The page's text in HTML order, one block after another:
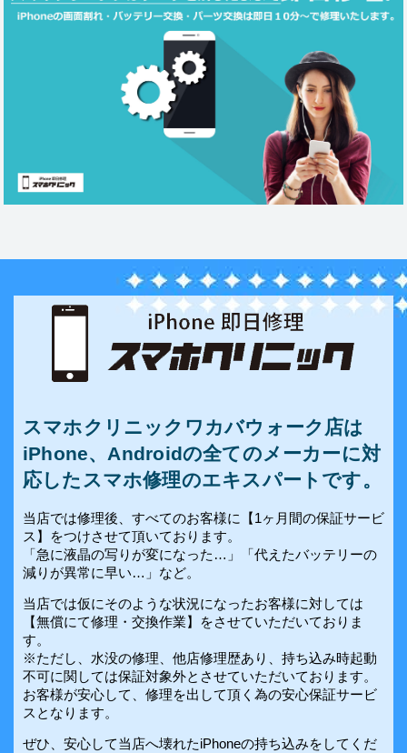
スマホクリニックワカバウォーク店は
iPhone、Androidの全てのメーカーに対
応したスマホ修理のエキスパートです。
当店では修理後、すべてのお客様に【1ヶ月間の保証サービ
ス】をつけさせて頂いております。
「急に液晶の写りが変になった…」「代えたバッテリーの
減りが異常に早い…」など。
当店では仮にそのような状況になったお客様に対しては
【無償にて修理・交換作業】をさせていただいておりま
す。
※ただし、水没の修理、他店修理歴あり、持ち込み時起動
不可に関しては保証対象外とさせていただいております。
お客様が安心して、修理を出して頂く為の安心保証サービ
スとなります。
ぜひ、安心して当店へ壊れたiPhoneの持ち込みをしてくだ